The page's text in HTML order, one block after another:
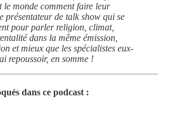
le monde comment faire leur
présentateur de talk show qui se
pour parler religion, climat,
dans la même émission,
et mieux que les spécialistes eux-
repoussoir, en somme !
dans ce podcast :